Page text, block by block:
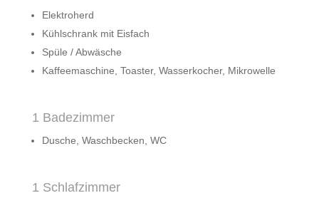
Elektroherd
Kühlschrank mit Eisfach
Spüle / Abwäsche
Kaffeemaschine, Toaster, Wasserkocher, Mikrowelle
1 Badezimmer
Dusche, Waschbecken, WC
1 Schlafzimmer